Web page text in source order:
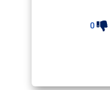
0